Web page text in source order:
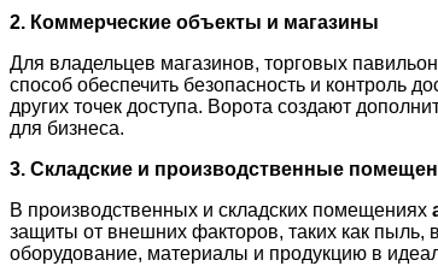
2. Коммерческие объекты и магазины
Для владельцев магазинов, торговых
способ обеспечить безопасность и контроль
других точек доступа. Ворота создают
для бизнеса.
3. Складские и производственные
В производственных и складских помещениях
защиты от внешних факторов, таких как пыль,
оборудование, материалы и продукцию в